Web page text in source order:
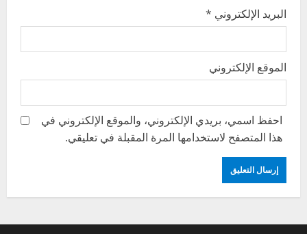
البريد الإلكتروني *
الموقع الإلكتروني
احفظ اسمي، بريدي الإلكتروني، والموقع الإلكتروني في
هذا المتصفح لاستخدامها المرة المقبلة في تعليقي.